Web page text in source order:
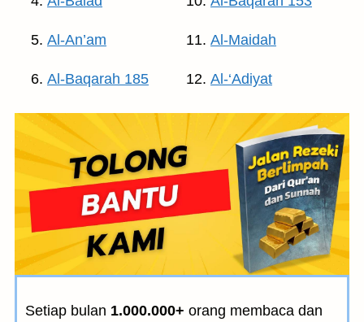
Al-An’am
Al-Baqarah 185
Al-Maidah
Al-‘Adiyat
Setiap bulan 1.000.000+ orang membaca dan